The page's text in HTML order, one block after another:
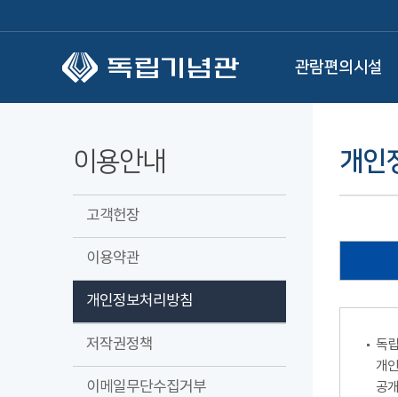
관람편의시설
이용안내
고객헌장
이용약관
개인정보처리방침
저작권정책
이메일무단수집거부
개인
독
개
공